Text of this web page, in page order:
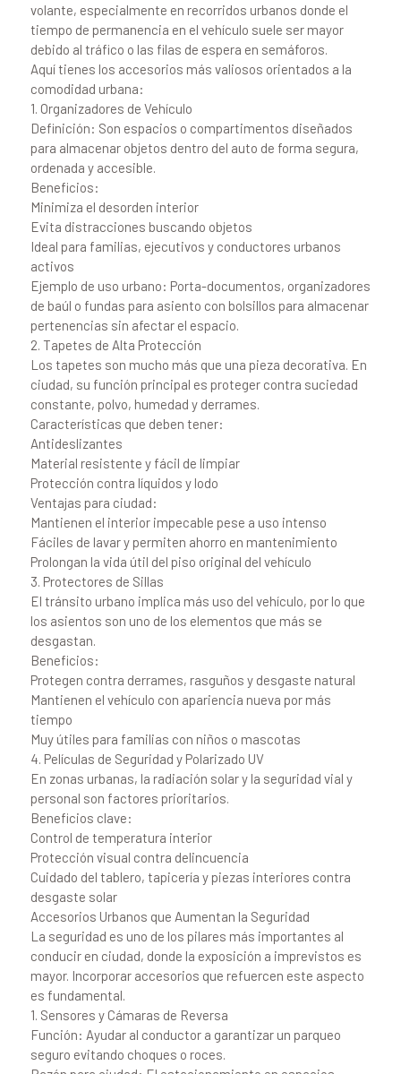
volante, especialmente en recorridos urbanos donde el
tiempo de permanencia en el vehículo suele ser mayor
debido al tráfico o las filas de espera en semáforos.
Aquí tienes los accesorios más valiosos orientados a la
comodidad urbana:
1. Organizadores de Vehículo
Definición: Son espacios o compartimentos diseñados
para almacenar objetos dentro del auto de forma segura,
ordenada y accesible.
Beneficios:
Minimiza el desorden interior
Evita distracciones buscando objetos
Ideal para familias, ejecutivos y conductores urbanos
activos
Ejemplo de uso urbano: Porta-documentos, organizadores
de baúl o fundas para asiento con bolsillos para almacenar
pertenencias sin afectar el espacio.
2. Tapetes de Alta Protección
Los tapetes son mucho más que una pieza decorativa. En
ciudad, su función principal es proteger contra suciedad
constante, polvo, humedad y derrames.
Características que deben tener:
Antideslizantes
Material resistente y fácil de limpiar
Protección contra líquidos y lodo
Ventajas para ciudad:
Mantienen el interior impecable pese a uso intenso
Fáciles de lavar y permiten ahorro en mantenimiento
Prolongan la vida útil del piso original del vehículo
3. Protectores de Sillas
El tránsito urbano implica más uso del vehículo, por lo que
los asientos son uno de los elementos que más se
desgastan.
Beneficios:
Protegen contra derrames, rasguños y desgaste natural
Mantienen el vehículo con apariencia nueva por más
tiempo
Muy útiles para familias con niños o mascotas
4. Películas de Seguridad y Polarizado UV
En zonas urbanas, la radiación solar y la seguridad vial y
personal son factores prioritarios.
Beneficios clave:
Control de temperatura interior
Protección visual contra delincuencia
Cuidado del tablero, tapicería y piezas interiores contra
desgaste solar
Accesorios Urbanos que Aumentan la Seguridad
La seguridad es uno de los pilares más importantes al
conducir en ciudad, donde la exposición a imprevistos es
mayor. Incorporar accesorios que refuercen este aspecto
es fundamental.
1. Sensores y Cámaras de Reversa
Función: Ayudar al conductor a garantizar un parqueo
seguro evitando choques o roces.